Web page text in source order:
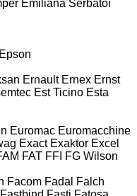
Emiliana Serbatoi
Epson
Ernault Ernex Ernst
Est Ticino Esta
Euromac Euromacchine
Exact Exaktor Excel
FAT FFI FG Wilson
Facom Fadal
Falch